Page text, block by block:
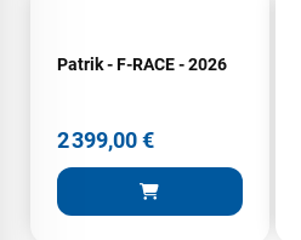
Patrik - F-RACE - 2026
2 399,00 €